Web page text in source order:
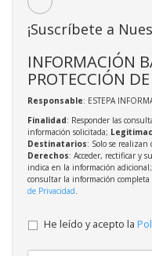
¡Suscríbete a
INFORMACIÓN
PROTECCIÓN
Responsable: ESTEPA
Finalidad: Responder las
información solicitada;
Destinatarios: Solo se realizan
Derechos: Acceder, rectificar y
indica en la información adicional;
consultar la información
de Privacidad.
He leído y acepto la